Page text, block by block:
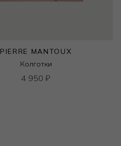
PIERRE MANTOUX
Колготки
4 950₽